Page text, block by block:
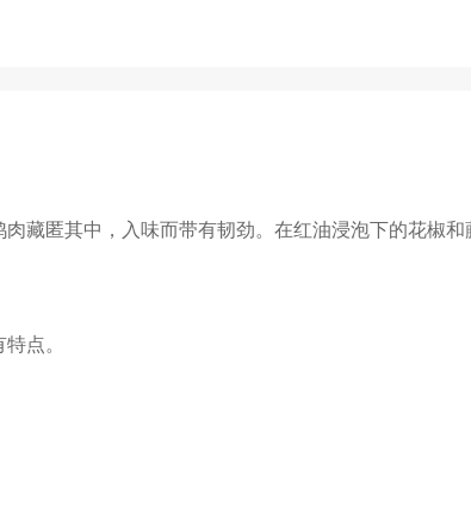
藏匿其中，入味而带有韧劲。在红油浸泡下的花椒
点。